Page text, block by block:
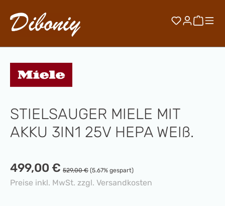
Zum Hauptinhalt springen
Du hast 0
STIELSAUGER MIELE MIT
AKKU 3IN1 25V HEPA WEIß.
Verkaufspreis:
499,00 € Regulärer Preis:
529,00 € (5.67% gespart)
Preise inkl. MwSt. zzgl. Versandkosten